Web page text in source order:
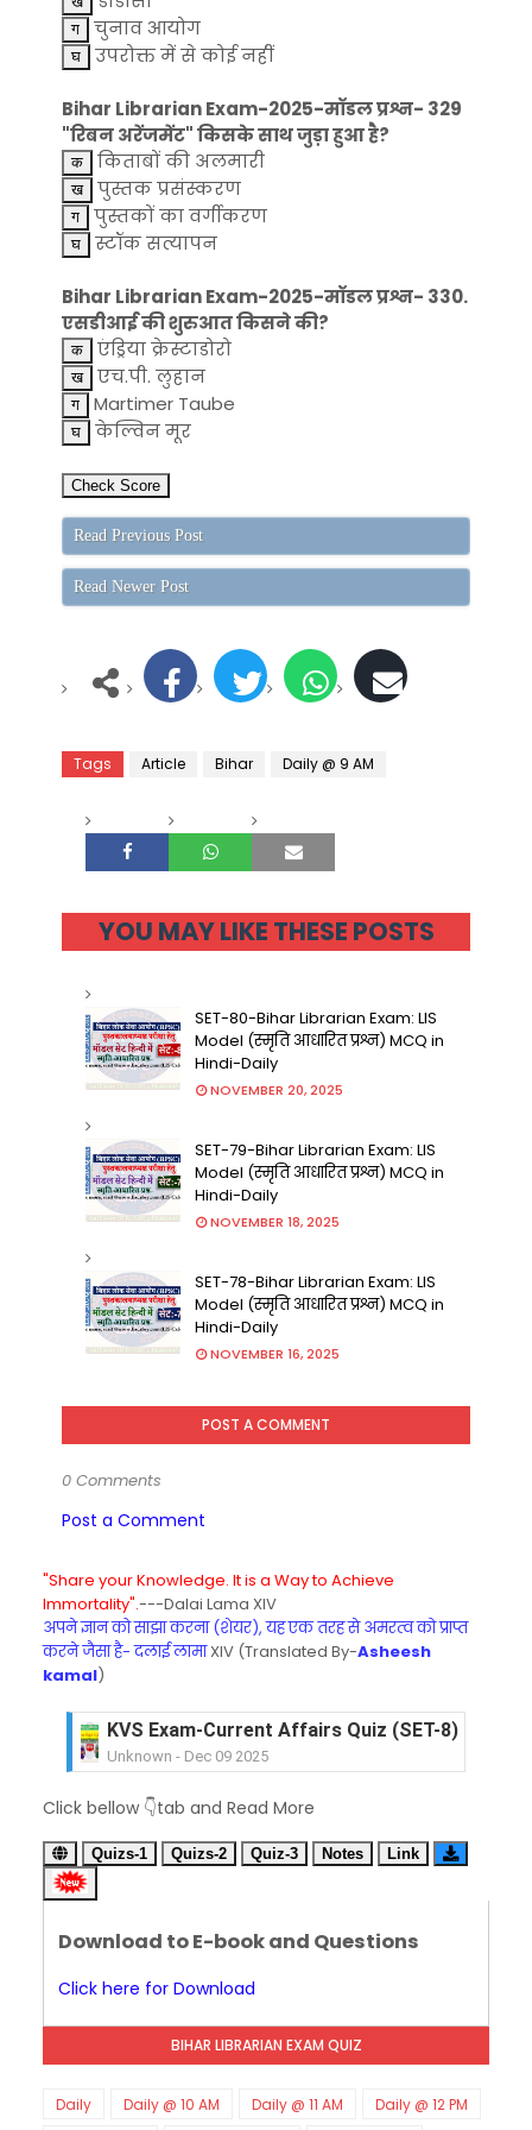
चुनाव आयोग
उपरोक्त में से कोई नहीं
Bihar Librarian Exam-2025-मॉडल प्रश्न- 329
"रिबन अरेंजमेंट" किसके साथ जुड़ा हुआ है?
किताबों की अलमारी
पुस्तक प्रसंस्करण
पुस्तकों का वर्गीकरण
स्टॉक सत्यापन
Bihar Librarian Exam-2025-मॉडल प्रश्न- 330.
एसडीआई की शुरुआत किसने की?
एंड्रिया क्रेस्टाडोरो
एच.पी. लुहान
Martimer Taube
केल्विन मूर
Read Previous Post
Read Newer Post
Tags Article Bihar Daily @ 9 AM
YOU MAY LIKE THESE POSTS
SET-80-Bihar Librarian Exam: LIS
Model (स्मृति आधारित प्रश्न) MCQ in
Hindi-Daily
NOVEMBER 20, 2025
SET-79-Bihar Librarian Exam: LIS
Model (स्मृति आधारित प्रश्न) MCQ in
Hindi-Daily
NOVEMBER 18, 2025
SET-78-Bihar Librarian Exam: LIS
Model (स्मृति आधारित प्रश्न) MCQ in
Hindi-Daily
NOVEMBER 16, 2025
POST A COMMENT
0 Comments
Post a Comment
"Share your Knowledge. It is a Way to Achieve
Immortality".---Dalai Lama XIV
अपने ज्ञान को साझा करना (शेयर), यह एक तरह से अमरत्व को प्राप्त
करने जैसा है- दलाई लामाXIV (Translated By-Asheesh
kamal)
KVS Exam-Current Affairs Quiz (SET-8) in
Unknown - Dec 09 2025
Unknown- Dec 08 2025
KVS Exam-Current Affairs Quiz (SET-6) in
Unknown-Dec 07 2025
KVS Exam-Current Affairs Quiz (SET-4) in
KVS Exam-Current Affairs Quiz (SET-3) in Hindi
Unknown-Dec 04 2025
KVS Exam-Current Affairs Quiz (SET-2) in
KVS Librarian Model Quiz Test-07 in Hindi (प्रत्येक
Click bellow 👇tab and Read More
Quizs-1 Quizs-2 Quiz-3 Notes Link
Download to E-book and Questions
Click here for Download
BIHAR LIBRARIAN EXAM QUIZ
Daily Daily @ 10 AM Daily @ 11 AM
Daily @ 12 PM